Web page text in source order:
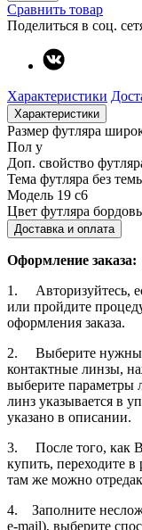
Сравнить товар
Поделиться в соц.
Характеристики
Характеристики
Размер футляра
Пол у
Доп. свойство
Тема футляра без
Модель 19 с6
Цвет футляра
Доставка и оплата
Оформление заказа:
1. Авторизуйтесь,
или пройдите
оформления заказа.
2. Выберите нужный
контактные линзы,
выберите параметры
линз указывается в
указано в описании.
3. После того, как
купить, переходите в
там же можно
4. Заполните
e-mail), выберите